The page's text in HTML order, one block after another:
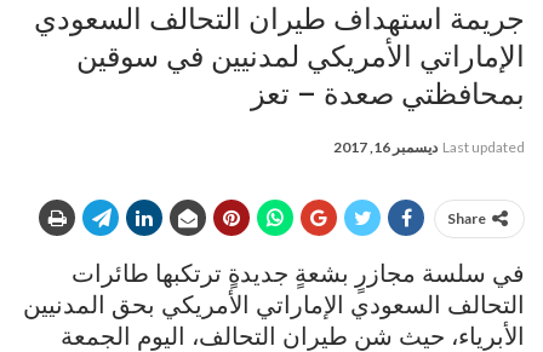
جريمة استهداف طيران التحالف السعودي
الإماراتي الأمريكي لمدنيين في سوقين
بمحافظتي صعدة – تعز
Last updated ديسمبر 16, 2017
Share
في سلسة مجازرٍ بشعةٍ جديدةٍ ترتكبها طائرات
التحالف السعودي الإماراتي الأمريكي بحق المدنيين
الأبرياء، حيث شن طيران التحالف، اليوم الجمعة